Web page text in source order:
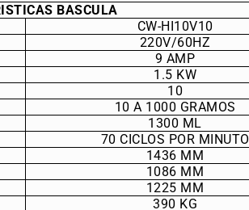
BASCULA
CW-HI10V10
220V/60HZ
9 AMP
1.5 KW
10
10 A 1000 GRAMOS
1300 ML
70 CICLOS POR MINUTO
1436 MM
1086 MM
1225 MM
390 KG